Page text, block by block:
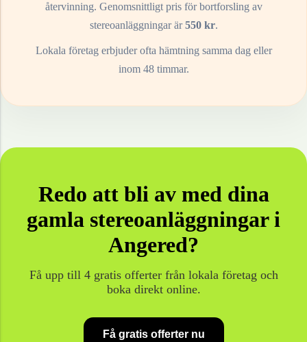
återvinning. Genomsnittligt pris för bortforsling av
stereoanläggningarär550kr.
Lokala företag erbjuder ofta hämtning samma dag eller
inom 48 timmar.
Redo att bli av med dina
gamla stereoanläggningari
Angered?
Få upp till 4 gratis offerter från lokala företag och
boka direkt online.
Få gratis offerter nu